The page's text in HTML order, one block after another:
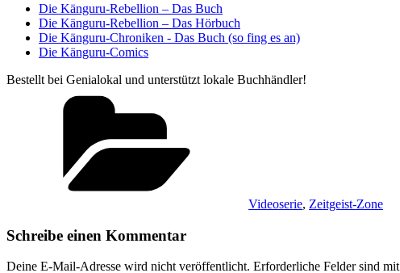
Die Känguru-Rebellion – Das Buch
Die Känguru-Rebellion – Das Hörbuch
Die Känguru-Chroniken - Das Buch (so fing es an)
Die Känguru-Comics
Bestellt bei Genialokal und unterstützt lokale Buchhändler!
Videoserie, Zeitgeist-Zone
Schreibe einen Kommentar
Deine E-Mail-Adresse wird nicht veröffentlicht. Erforderliche Felder sind mit